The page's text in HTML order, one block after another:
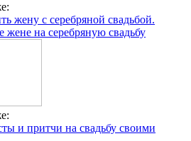
жену с серебряной свадьбой.
жене на серебряную свадьбу
и притчи на свадьбу своими